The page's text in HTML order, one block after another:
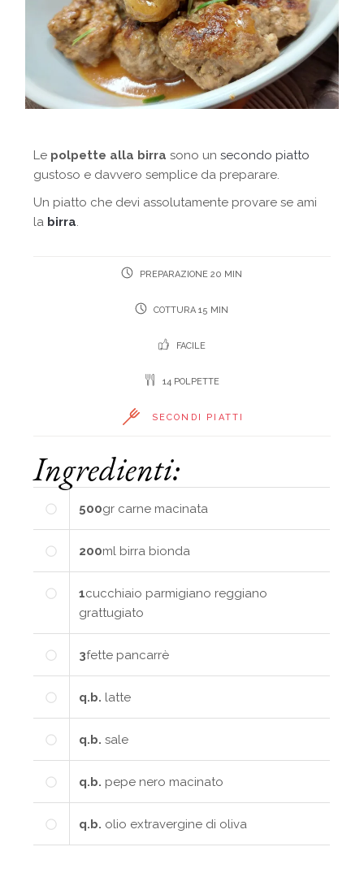
Le polpette alla birrasono unsecondo piatto
gustoso e davvero semplice da preparare.
Un piatto che devi assolutamente provare se ami
la birra.
PREPARAZIONE 20 MIN
COTTURA 15 MIN
FACILE
14 POLPETTE
SECONDI PIATTI
Ingredienti:
500gr carne macinata
200ml birra bionda
1cucchiaio parmigiano reggiano
grattugiato
3fette pancarrè
q.b. latte
q.b. sale
q.b. pepe nero macinato
q.b. olio extravergine di oliva